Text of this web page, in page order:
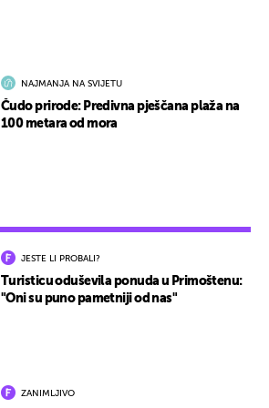
JESTE LI PROBALI?
Turisticu oduševila ponuda u Primoštenu:
"Oni su puno pametniji od nas"
ZANIMLJIVO
NAJMANJA NA SVIJETU
Čudo prirode: Predivna pješčana plaža na
100 metara od mora